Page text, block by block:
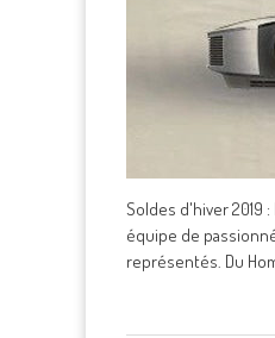
Soldes d'hiver 2019
équipe de
représentés. Du